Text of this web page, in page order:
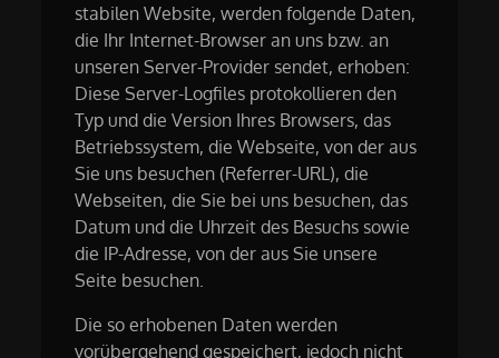
stabilen Website, werden folgende Daten,
die Ihr Internet-Browser an uns bzw. an
unseren Server-Provider sendet, erhoben:
Diese Server-Logfiles protokollieren den
Typ und die Version Ihres Browsers, das
Betriebssystem, die Webseite, von der aus
Sie uns besuchen (Referrer-URL), die
Webseiten, die Sie bei uns besuchen, das
Datum und die Uhrzeit des Besuchs sowie
die IP-Adresse, von der aus Sie unsere
Seite besuchen.
Die so erhobenen Daten werden
vorübergehend gespeichert, jedoch nicht